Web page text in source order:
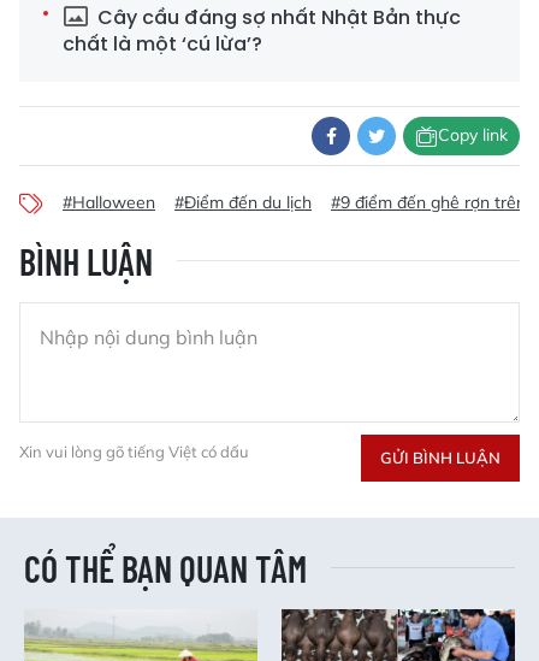
Cây cầu đáng sợ nhất Nhật Bản thực
chất là một ‘cú lừa’?
Copy link
#Halloween #Điểm đến du lịch #9 điểm đến ghê rợn trên
BÌNH LUẬN
Xin vui lòng gõ tiếng Việt có dấu GỬI BÌNH LUẬN
CÓ THỂ BẠN QUAN TÂM